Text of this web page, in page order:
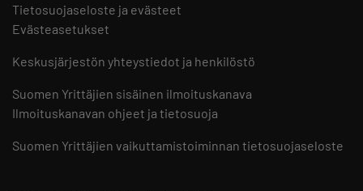
Tietosuojaseloste ja evästeet
Evästeasetukset
Keskusjärjestön yhteystiedot ja henkilöstö
Suomen Yrittäjien sisäinen ilmoituskanava
Ilmoituskanavan ohjeet ja tietosuoja
Suomen Yrittäjien vaikuttamistoiminnan tietosuojaseloste